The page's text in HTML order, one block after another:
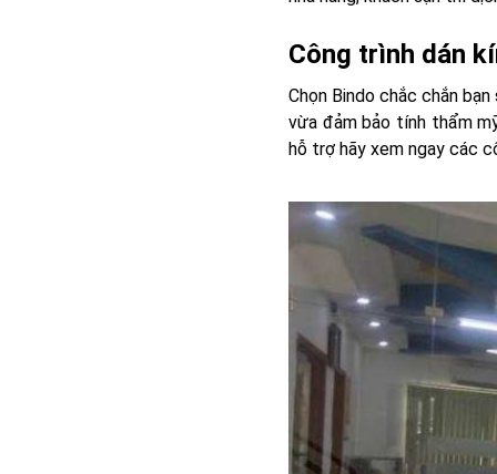
Công trình dán
Chọn Bindo chắc chắn
vừa đảm bảo tính thẩm
hỗ trợ hãy xem ngay các